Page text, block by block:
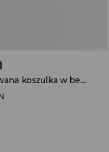
Dopasowana koszulka w beżowo-czarne paski